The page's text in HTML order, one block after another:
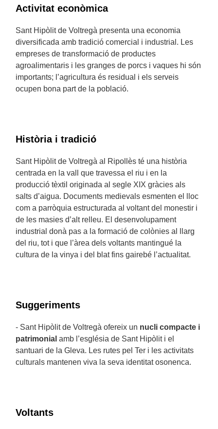
Activitat econòmica
Sant Hipòlit de Voltregà presenta una economia
diversificada amb tradició comercial i industrial. Les
empreses de transformació de productes
agroalimentaris i les granges de porcs i vaques hi són
importants; l’agricultura és residual i els serveis
ocupen bona part de la població.
Història i tradició
Sant Hipòlit de Voltregà al Ripollès té una història
centrada en la vall que travessa el riu i en la
producció tèxtil originada al segle XIX gràcies als
salts d’aigua. Documents medievals esmenten el lloc
com a parròquia estructurada al voltant del monestir i
de les masies d’alt relleu. El desenvolupament
industrial donà pas a la formació de colònies al llarg
del riu, tot i que l’àrea dels voltants mantingué la
cultura de la vinya i del blat fins gairebé l’actualitat.
Suggeriments
- Sant Hipòlit de Voltregà ofereix un nucli compacte i
patrimonial amb l’església de Sant Hipòlit i el
santuari de la Gleva. Les rutes pel Ter i les activitats
culturals mantenen viva la seva identitat osonenca.
Voltants